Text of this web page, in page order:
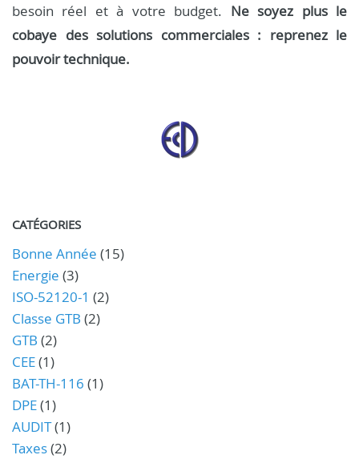
besoin réel et à votre budget. Ne soyez plus le
cobaye des solutions commerciales : reprenez le
pouvoir technique.
CATÉGORIES
Bonne Année (15)
Energie (3)
ISO-52120-1 (2)
Classe GTB (2)
GTB (2)
CEE(1)
BAT-TH-116 (1)
DPE(1)
AUDIT(1)
Taxes(2)